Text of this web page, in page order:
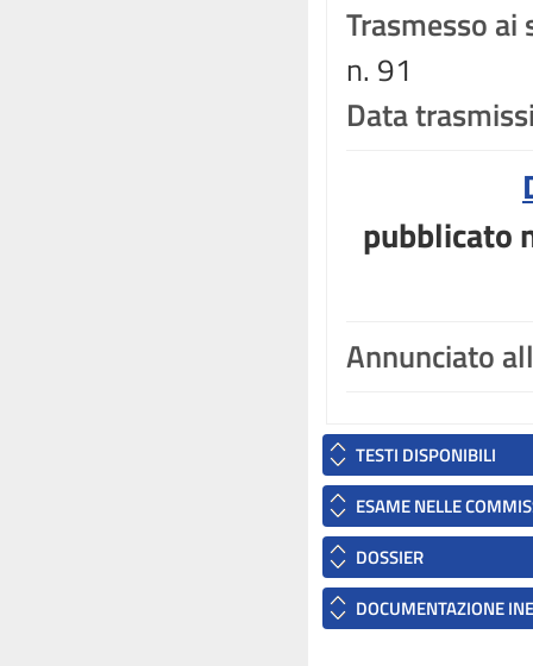
Trasmesso ai
n. 91
Data
pubblicato
Annunciato
TESTI DISPONIBILI
ESAME NELLE
DOSSIER
DOCUMENTAZIONE